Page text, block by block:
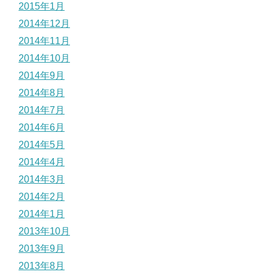
2015年1月
2014年12月
2014年11月
2014年10月
2014年9月
2014年8月
2014年7月
2014年6月
2014年5月
2014年4月
2014年3月
2014年2月
2014年1月
2013年10月
2013年9月
2013年8月